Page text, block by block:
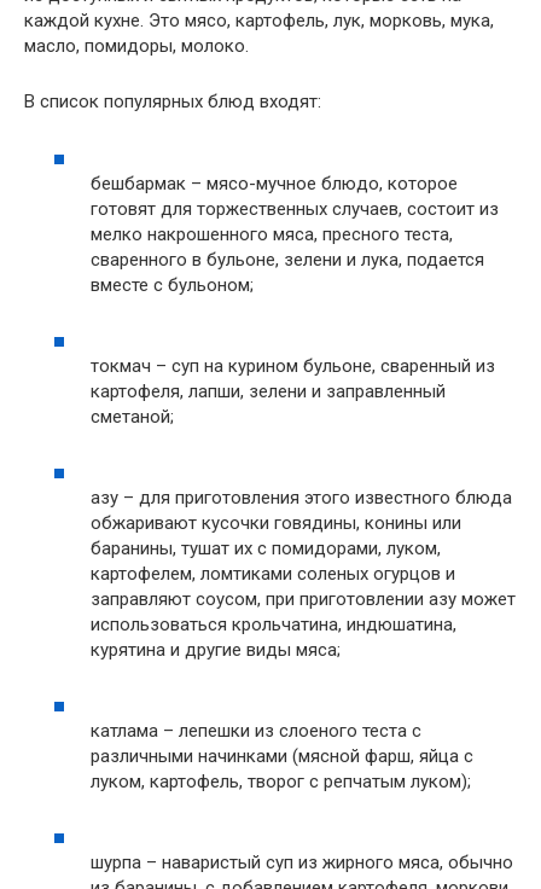
каждой кухне. Это мясо, картофель, лук, морковь, мука,
масло, помидоры, молоко.
В список популярных блюд входят:
бешбармак – мясо-мучное блюдо, которое
готовят для торжественных случаев, состоит из
мелко накрошенного мяса, пресного теста,
сваренного в бульоне, зелени и лука, подается
вместе с бульоном;
токмач – суп на курином бульоне, сваренный из
картофеля, лапши, зелени и заправленный
сметаной;
азу – для приготовления этого известного блюда
обжаривают кусочки говядины, конины или
баранины, тушат их с помидорами, луком,
картофелем, ломтиками соленых огурцов и
заправляют соусом, при приготовлении азу может
использоваться крольчатина, индюшатина,
курятина и другие виды мяса;
катлама – лепешки из слоеного теста с
различными начинками (мясной фарш, яйца с
луком, картофель, творог с репчатым луком);
шурпа – наваристый суп из жирного мяса, обычно